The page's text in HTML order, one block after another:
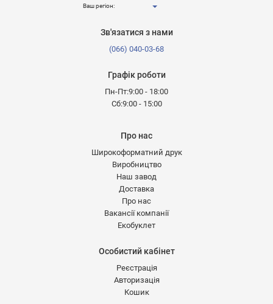
Ваш регіон:
Зв'язатися з нами
(066) 040-03-68
Графік роботи
Пн-Пт:9:00 - 18:00
Сб:9:00 - 15:00
Про нас
Широкоформатний друк
Виробництво
Наш завод
Доставка
Про нас
Вакансії компанії
Екобуклет
Особистий кабінет
Реєстрація
Авторизація
Кошик